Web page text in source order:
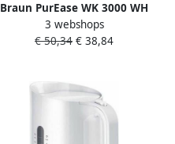
Braun PurEase WK 3000 WH
Waterkoker Wit
3 webshops
€ 50,34 € 38,84